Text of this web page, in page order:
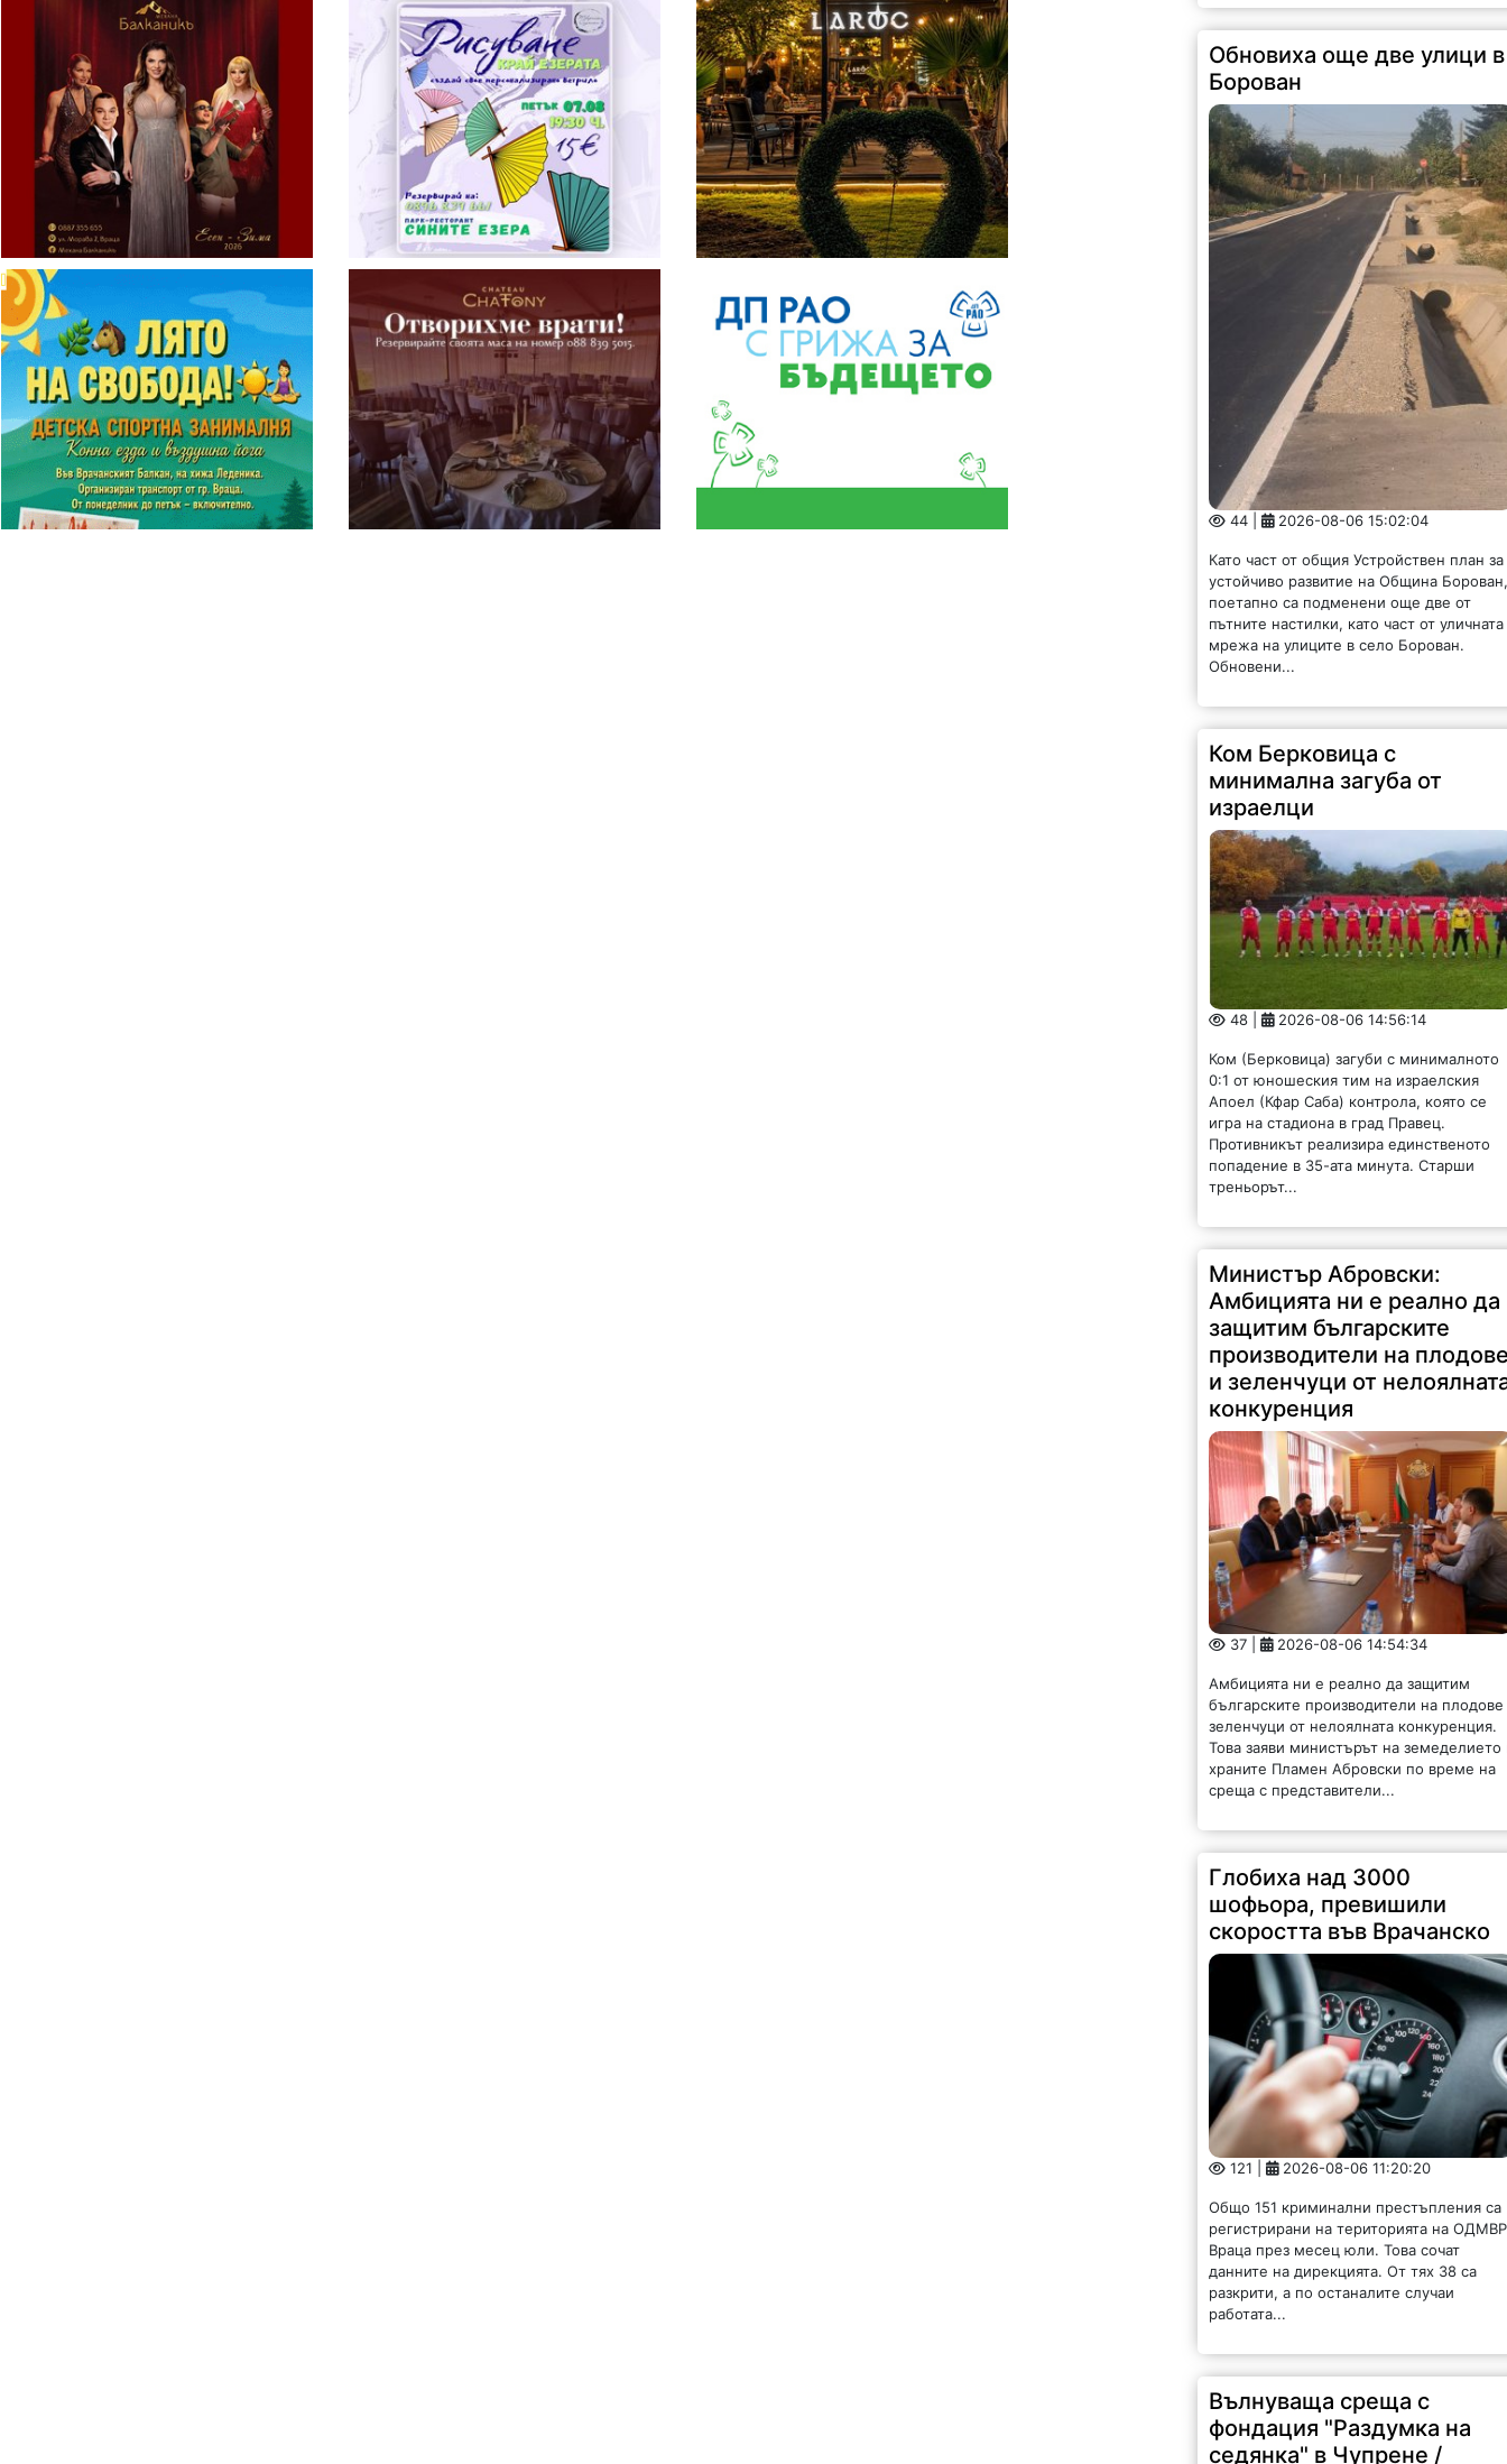
Обновиха още две улици в
Борован
44 | 2026-08-06 15:02:04
Като част от общия Устройствен план за
устойчиво развитие на Община
поетапно са подменени още две от
пътните настилки, като част от уличната
мрежа на улиците в село Борован.
Обновени...
Ком Берковица с
минимална загуба от
израелци
48 | 2026-08-06 14:56:14
Ком (Берковица) загуби с минималното
0:1 от юношеския тим на израелския
Апоел (Кфар Саба) контрола, която се
игра на стадиона в град Правец.
Противникът реализира единственото
попадение в 35-ата минута. Старши
треньорът...
Министър Абровски:
Амбицията ни е реално да
защитим българските
производители на
и зеленчуци от
конкуренция
37 | 2026-08-06 14:54:34
Амбицията ни е реално да защитим
българските производители на
зеленчуци от нелоялната конкуренция.
Това заяви министърът на земеделието
храните Пламен Абровски по време на
среща с представители...
Глобиха над 3000
шофьора, превишили
скоростта във Врачанско
121 | 2026-08-06 11:20:20
Общо 151 криминални престъпления са
регистрирани на територията на
Враца през месец юли. Това сочат
данните на дирекцията. От тях 38 са
разкрити, а по останалите случаи
работата...
Вълнуваща среща с
фондация "Раздумка на
седянка" в Чупрене /